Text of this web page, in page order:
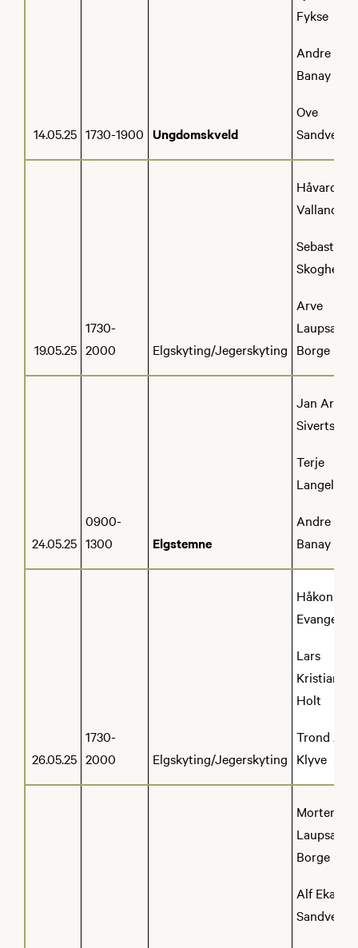
14.05.25 1730-1900 Ungdomskveld
Fykse
Andre
Banay
Ove
Sandven
19.05.25
1730-
2000
Elgskyting/Jegerskyting
Håvard
Valland
Sebastian
Skogheim
Arve
Laupsa-
Borge
24.05.25
0900-
1300
Elgstemne
Jan Aril
Sivertsen
Terje
Langeland
Andre
Banay
26.05.25
1730-
2000
Elgskyting/Jegerskyting
Håkon
Evanger
Lars
Kristian
Holt
Trond Are
Klyve
Morten
Laupsa-
Borge
Alf Ekaas
Sandven